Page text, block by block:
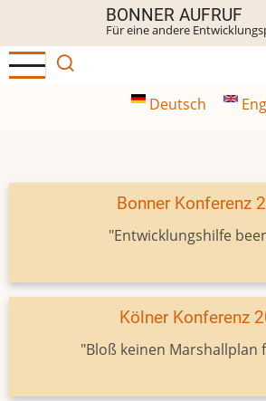
Inhalt
BONNER AUFRUF
Für eine andere
Deutsch
Bonner Konferenz
"Entwicklungshilfe
Kölner Konferenz
"Bloß keinen Marshallplan